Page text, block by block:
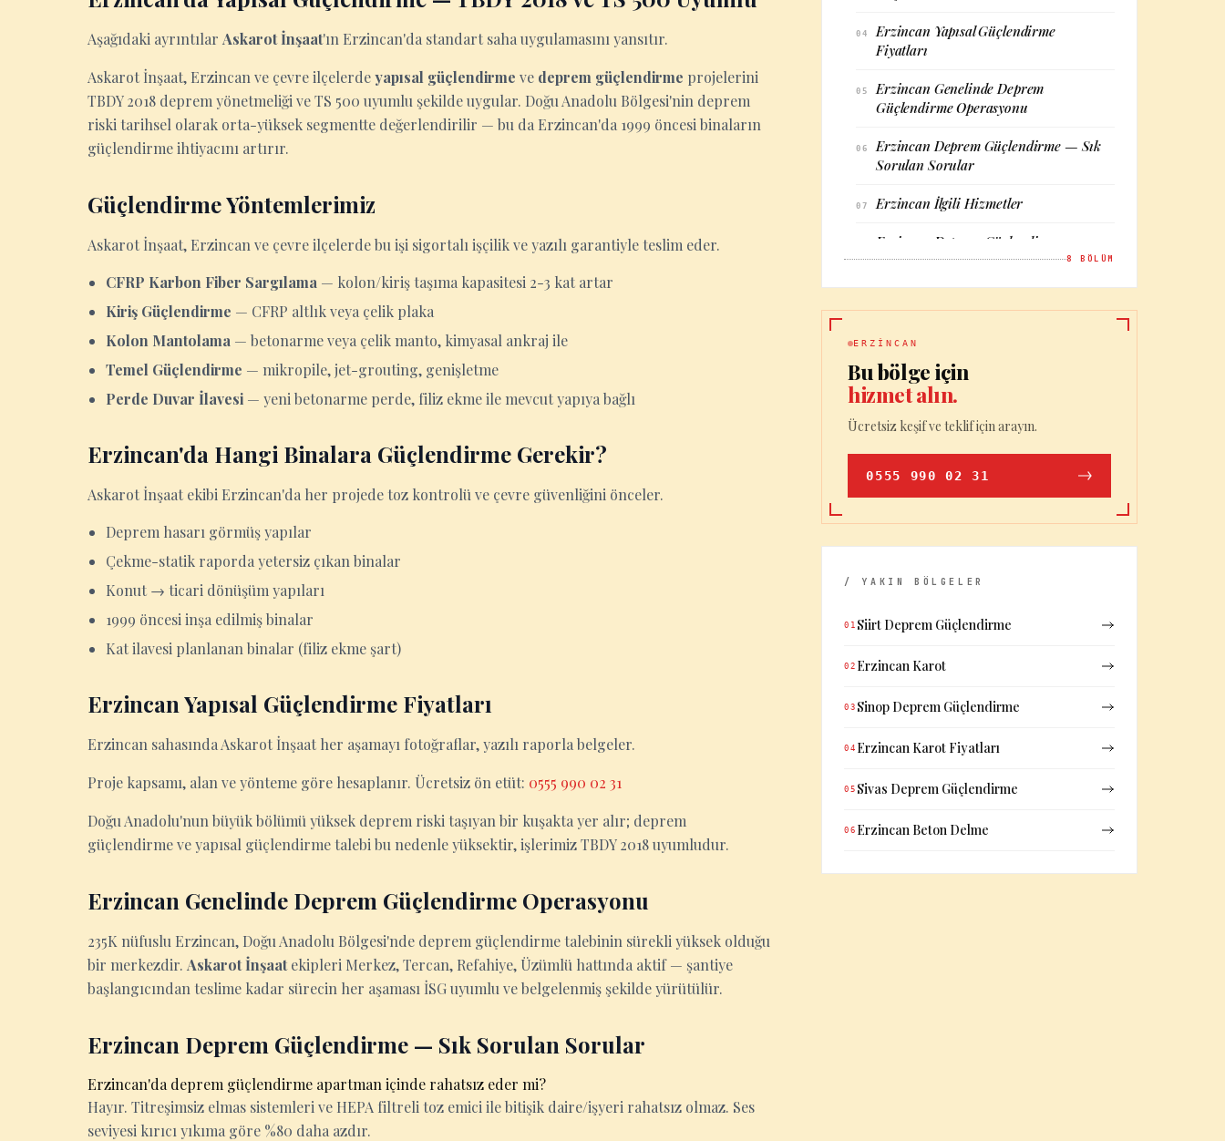
Aşağıdaki ayrıntılar Askarot İnşaat'ın Erzincan'da standart saha uygulamasını yansıtır.
Askarot İnşaat, Erzincan ve çevre ilçelerdeyapısal güçlendirme ve deprem güçlendirme projelerini
TBDY 2018 deprem yönetmeliği ve TS 500 uyumlu şekilde uygular. Doğu Anadolu Bölgesi'nin deprem
riski tarihsel olarak orta-yüksek segmentte değerlendirilir — bu da Erzincan'da 1999 öncesi binaların
güçlendirme ihtiyacını artırır.
Güçlendirme Yöntemlerimiz
Askarot İnşaat, Erzincan ve çevre ilçelerde bu işi sigortalı işçilik ve yazılı garantiyle teslim eder.
CFRP Karbon Fiber Sargılama — kolon/kiriş taşıma kapasitesi 2-3 kat artar
Kiriş Güçlendirme — CFRP altlık veya çelik plaka
Kolon Mantolama — betonarme veya çelik manto, kimyasal ankraj ile
Temel Güçlendirme — mikropile, jet-grouting, genişletme
Perde Duvar İlavesi — yeni betonarme perde, filiz ekme ile mevcut yapıya bağlı
Erzincan'da Hangi Binalara Güçlendirme Gerekir?
Askarot İnşaat ekibi Erzincan'da her projede toz kontrolü ve çevre güvenliğini önceler.
Deprem hasarı görmüş yapılar
Çekme-statik raporda yetersiz çıkan binalar
Konut → ticari dönüşüm yapıları
1999 öncesi inşa edilmiş binalar
Kat ilavesi planlanan binalar (filiz ekme şart)
Erzincan Yapısal Güçlendirme Fiyatları
Erzincan sahasında Askarot İnşaat her aşamayı fotoğraflar, yazılı raporla belgeler.
Proje kapsamı, alan ve yönteme göre hesaplanır. Ücretsiz ön etüt: 0555 990 02 31
Doğu Anadolu'nun büyük bölümü yüksek deprem riski taşıyan bir kuşakta yer alır; deprem
güçlendirme ve yapısal güçlendirme talebi bu nedenle yüksektir, işlerimiz TBDY 2018 uyumludur.
Erzincan Genelinde Deprem Güçlendirme Operasyonu
235K nüfuslu Erzincan, Doğu Anadolu Bölgesi'nde deprem güçlendirme talebinin sürekli yüksek olduğu
bir merkezdir. Askarot İnşaatekipleri Merkez, Tercan, Refahiye, Üzümlü hattında aktif — şantiye
başlangıcından teslime kadar sürecin her aşaması İSG uyumlu ve belgelenmiş şekilde yürütülür.
Erzincan Deprem Güçlendirme — Sık Sorulan Sorular
Erzincan'da deprem güçlendirme apartman içinde rahatsız eder mi?
Hayır. Titreşimsiz elmas sistemleri ve HEPA filtreli toz emici ile bitişik daire/işyeri rahatsız olmaz. Ses
seviyesi kırıcı yıkıma göre %80 daha azdır.
04
Erzincan Yapısal Güçlendirme
Fiyatları
05
Erzincan Genelinde Deprem
Güçlendirme Operasyonu
06
Erzincan Deprem Güçlendirme — Sık
Sorulan Sorular
07 Erzincan İlgili Hizmetler
Erzincan Deprem Güçlendirme —
İletişim
8 BÖLÜM
ERZINCAN
Bu bölge için
hizmet alın.
Ücretsiz keşif ve teklif için arayın.
0555 990 02 31
/ YAKIN BÖLGELER
01 Siirt Deprem Güçlendirme
02 Erzincan Karot
03 Sinop Deprem Güçlendirme
04 Erzincan Karot Fiyatları
05 Sivas Deprem Güçlendirme
06 Erzincan Beton Delme